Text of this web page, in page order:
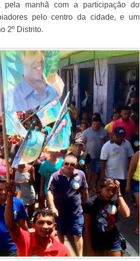
pela manhã com a participação do
pelo centro da cidade, e um
2º Distrito.